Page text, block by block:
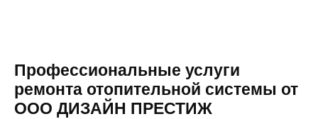
Профессиональные услуги
ремонта отопительной системы от
ООО ДИЗАЙН ПРЕСТИЖ